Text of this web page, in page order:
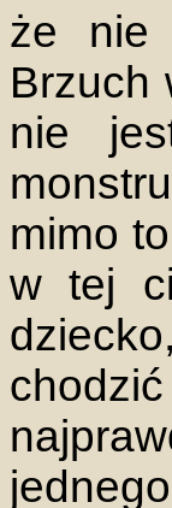
że nie
Brzuch
nie
mimo
w tej